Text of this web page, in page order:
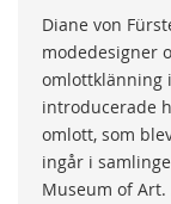
Diane von
modedesigner
omlottklänning
introducerade
omlott, som
ingår i
Museum of